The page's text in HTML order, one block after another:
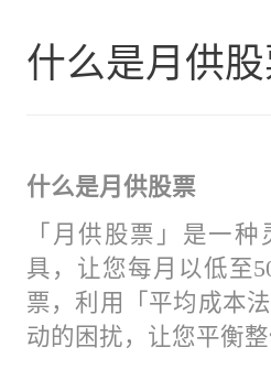
什么是月供
什么是月供股票
「月供股票」是一
具，让您每月以低至
票，利用「平均成本
动的困扰，让您平衡整